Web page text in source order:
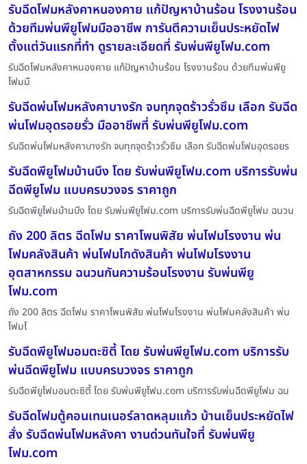
รับฉีดโฟมหลังคาหนองคาย แก้ปัญหาบ้านร้อน โรงงานร้อน
ด้วยทีมพ่นพียูโฟมมืออาชีพ การันตีความเย็นประหยัดไฟ
ตั้งแต่วันแรกที่ทำ ดูรายละเอียดที่ รับพ่นพียูโฟม.com
รับฉีดโฟมหลังคาหนองคาย แก้ปัญหาบ้านร้อน โรงงานร้อน ด้วยทีมพ่นพียู
โฟมมื
รับฉีดพ่นโฟมหลังคาบางรัก จบทุกจุดร้าวรั่วซึม เลือก รับฉีด
พ่นโฟมอุดรอยรั่ว มืออาชีพที่ รับพ่นพียูโฟม.com
รับฉีดพ่นโฟมหลังคาบางรัก จบทุกจุดร้าวรั่วซึม เลือก รับฉีดพ่นโฟมอุดรอยร
รับฉีดพียูโฟมบ้านบึง โดย รับพ่นพียูโฟม.com บริการรับพ่น
ฉีดพียูโฟม แบบครบวงจร ราคาถูก
รับฉีดพียูโฟมบ้านบึง โดย รับพ่นพียูโฟม.com บริการรับพ่นฉีดพียูโฟม ฉนวน
ถัง 200 ลิตร ฉีดโฟม ราคาโพนพิสัย พ่นโฟมโรงงาน พ่น
โฟมคลังสินค้า พ่นโฟมโกดังสินค้า พ่นโฟมโรงงาน
อุตสาหกรรม ฉนวนกันความร้อนโรงงาน รับพ่นพียู
โฟม.com
ถัง 200 ลิตร ฉีดโฟม ราคาโพนพิสัย พ่นโฟมโรงงาน พ่นโฟมคลังสินค้า พ่น
โฟมโ
รับฉีดพียูโฟมอมตะซิตี้ โดย รับพ่นพียูโฟม.com บริการรับ
พ่นฉีดพียูโฟม แบบครบวงจร ราคาถูก
รับฉีดพียูโฟมอมตะซิตี้ โดย รับพ่นพียูโฟม.com บริการรับพ่นฉีดพียูโฟม ฉน
รับฉีดโฟมตู้คอนเทนเนอร์ลาดหลุมแก้ว บ้านเย็นประหยัดไฟ
สั่ง รับฉีดพ่นโฟมหลังคา งานด่วนทันใจที่ รับพ่นพียู
โฟม.com